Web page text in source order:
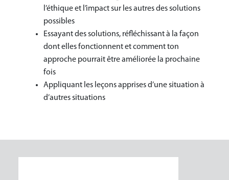
l’éthique et l’impact sur les autres des solutions
possibles
Essayant des solutions, réfléchissant à la façon
dont elles fonctionnent et comment ton
approche pourrait être améliorée la prochaine
fois
Appliquant les leçons apprises d’une situation à
d’autres situations